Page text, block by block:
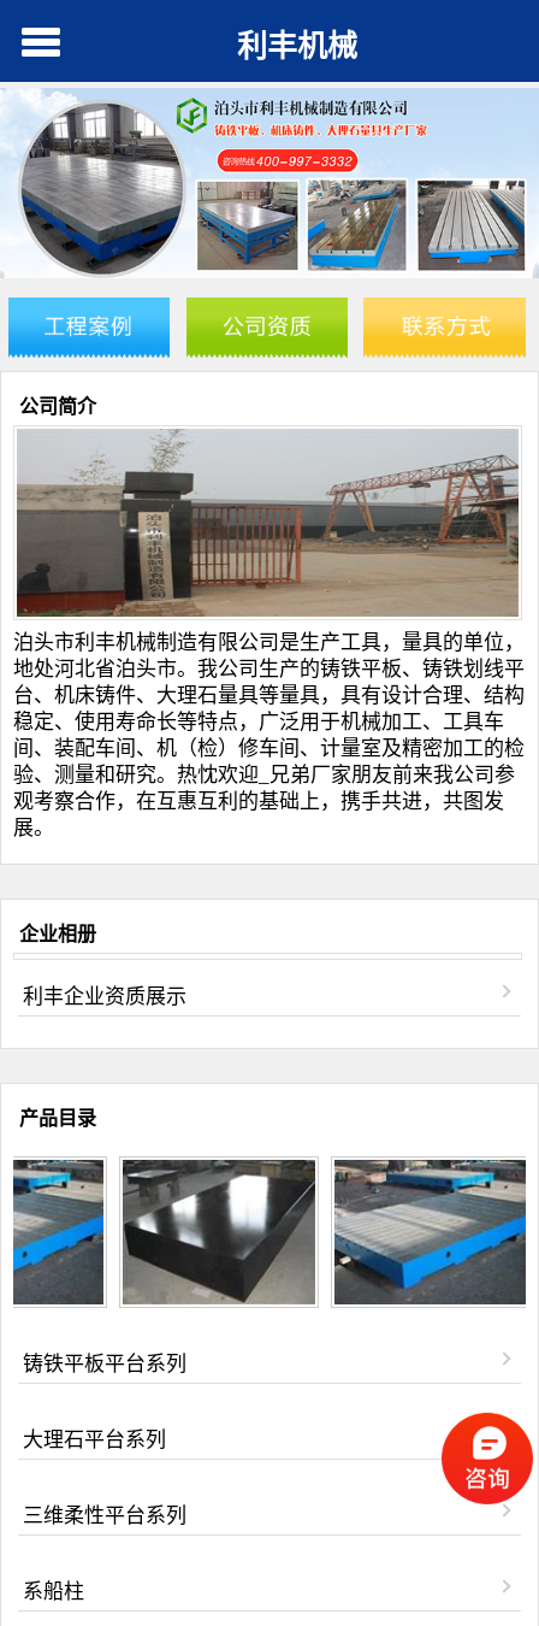
利丰机械
公司简介
泊头市利丰机械制造有限公司是生产工具，量具的单位，
地处河北省泊头市。我公司生产的铸铁平板、 铸铁划线平
台、 机床铸件、 大理石量具等量具，具有设计合理、结构
稳定、使用寿命长等特点，广泛用于机械加工、工具车
间、装配车间、机（检）修车间、计量室及精密加工的检
验、测量和研究。热忱欢迎_兄弟厂家朋友前来我公司参
观考察合作，在互惠互利的基础上，携手共进，共图发
展。
企业相册
利丰企业资质展示
产品目录
铸铁平板平台系列
大理石平台系列
三维柔性平台系列
系船柱